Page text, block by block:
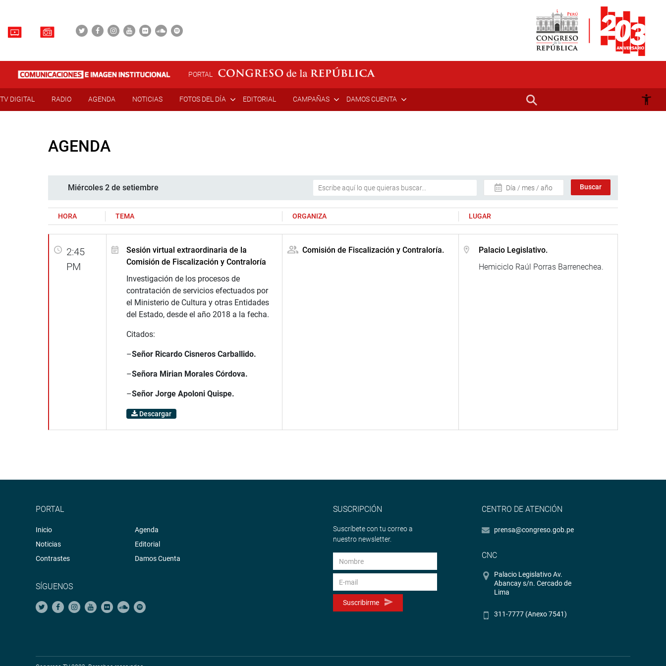
PORTAL
TV DIGITAL RADIO AGENDA NOTICIAS FOTOS DEL DÍA EDITORIAL CAMPAÑAS DAMOS CUENTA
AGENDA
Miércoles 2 de setiembre Día / mes / año
HORA TEMA ORGANIZA LUGAR
2:45
PM
Sesión virtual extraordinaria de la
Comisión de Fiscalización y Contraloría
Investigación de los procesos de
contratación de servicios efectuados por
el Ministerio de Cultura y otras Entidades
del Estado, desde el año 2018 a la fecha.
Citados:
–Señor Ricardo Cisneros Carballido.
–Señora Mirian Morales Córdova.
–Señor Jorge Apoloni Quispe.
Descargar
Comisión de Fiscalización y Contraloría.
Palacio Legislativo.
Hemiciclo Raúl Porras Barrenechea.
PORTAL
Inicio
Noticias
Contrastes
Agenda
Editorial
Damos Cuenta
SÍGUENOS
SUSCRIPCIÓN
Suscríbete con tu correo a
nuestro newsletter.
Suscribirme
CENTRO DE ATENCIÓN
prensa@congreso.gob.pe
CNC
Palacio Legislativo Av.
Abancay s/n. Cercado de
Lima
311-7777 (Anexo 7541)